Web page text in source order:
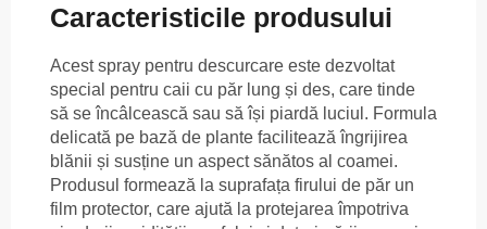
Caracteristicile produsului
Acest spray pentru descurcare este dezvoltat
special pentru caii cu păr lung și des, care tinde
să se încâlcească sau să își piardă luciul. Formula
delicată pe bază de plante facilitează îngrijirea
blănii și susține un aspect sănătos al coamei.
Produsul formează la suprafața firului de păr un
film protector, care ajută la protejarea împotriva